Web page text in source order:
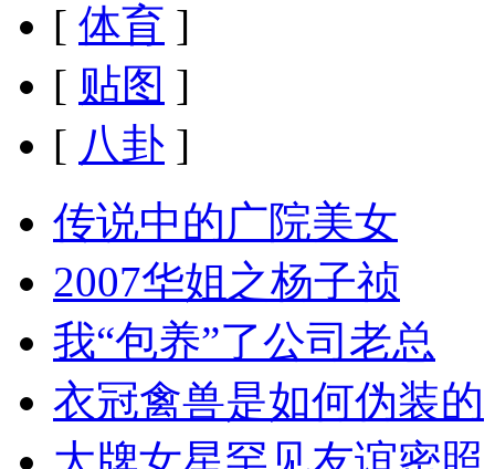
[ 体育 ]
[ 贴图 ]
[ 八卦 ]
传说中的广院美女
2007华姐之杨子祯
我“包养”了公司老总
衣冠禽兽是如何伪装的